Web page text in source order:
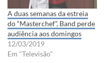
A duas semanas da estreia
do “Masterchef”, Band perde
audiência aos domingos
12/03/2019
Em "Televisão"